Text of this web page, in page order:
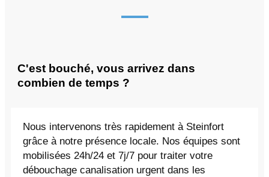
C'est bouché, vous arrivez dans
combien de temps ?
Nous intervenons très rapidement à Steinfort
grâce à notre présence locale. Nos équipes sont
mobilisées 24h/24 et 7j/7 pour traiter votre
débouchage canalisation urgent dans les